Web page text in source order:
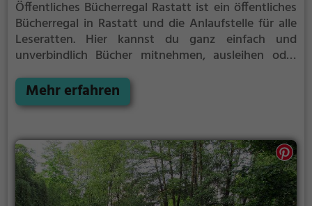
Öffentliches Bücherregal Rastatt ist ein öffentliches
Bücherregal in Rastatt und die Anlaufstelle für alle
Leseratten. Hier kannst du ganz einfach und
unverbindlich Bücher mitnehmen, ausleihen oder
Bücherregale leben - es gibt kein festes Sortiment,
der Bestand wechselt täglich.
Mehr erfahren